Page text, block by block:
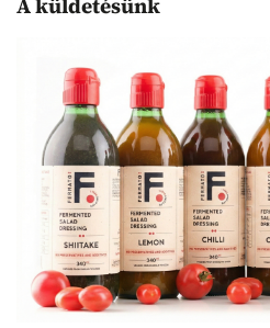
A küldetésünk